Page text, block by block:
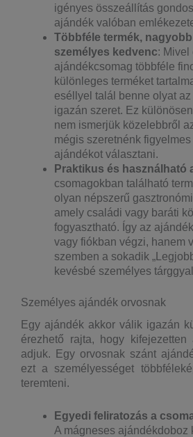
igényes összeállítás
ajándék valóban
Többféle termék, nagyobb
személyes kedvenc: Mivel
ajándékcsomag többféle
különleges terméket
eséllyel talál benne olyat
igazán szeret. Ez
nem ismerjük közelebbről
mégis szeretnénk
ajándékot választani.
Praktikus és használható
csomagokban található
olyan népszerű
amely családi vagy baráti
fogyasztható. Így az
vagy fiókban végzi, hanem
szemben a sokadik
kevésbé személyes
Személyes ajándék orvosnak
Egy ajándék akkor válik igazán
érezhető rajta, hogy
adjuk. Egy orvosnak szánt
ezt a személyességet
teremteni.
Egyedi feliratozás a
A mágneses ajándékdoboz